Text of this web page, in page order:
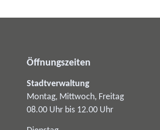
Öffnungszeiten
Stadtverwaltung
Montag, Mittwoch, Freitag
08.00 Uhr bis 12.00 Uhr